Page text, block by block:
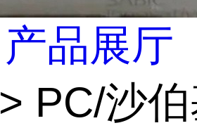
产品展厅
> PC/沙